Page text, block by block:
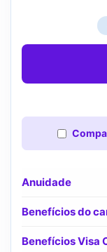
Anuidade
Benefícios do
Benefícios Visa